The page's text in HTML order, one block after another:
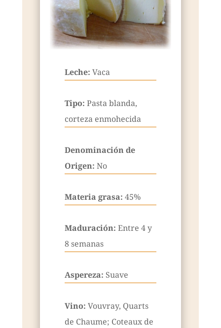
Leche: Vaca
Tipo: Pasta blanda,
corteza enmohecida
Denominación de
Origen: No
Materia grasa: 45%
Maduración: Entre 4 y
8 semanas
Aspereza: Suave
Vino: Vouvray, Quarts
de Chaume; Coteaux de